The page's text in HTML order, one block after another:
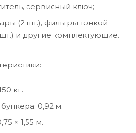
сервисный ключ;
(2 шт.), фильтры тонкой
и другие комплектующие.
кг.
0,92 м.
× 1,55 м.